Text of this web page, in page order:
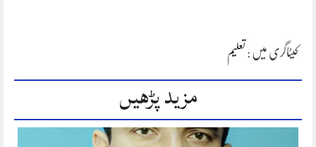
کیٹاگری میں : تعلیم
مزید پڑھیں